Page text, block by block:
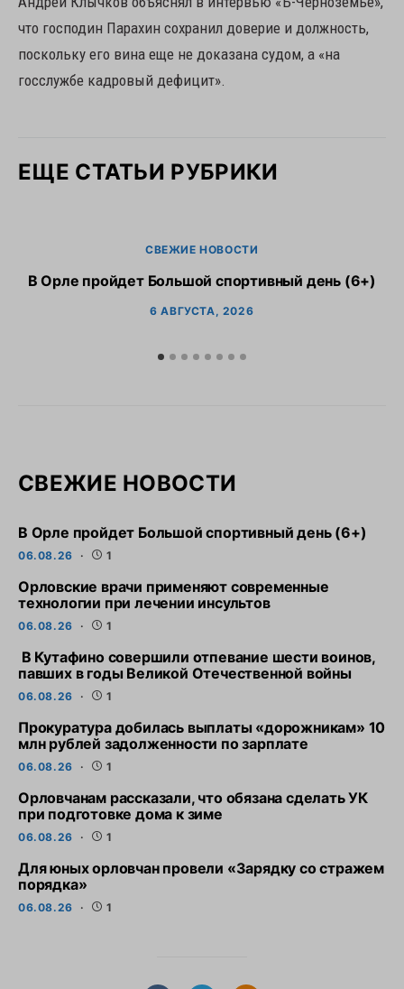
что господин Парахин сохранил доверие и должность,
поскольку его вина еще не доказана судом, а «на
госслужбе кадровый дефицит».
ЕЩЕ СТАТЬИ РУБРИКИ
СВЕЖИЕ НОВОСТИ
В Орле пройдет Большой спортивный день (6+)
6 АВГУСТА, 2026
СВЕЖИЕ НОВОСТИ
В Орле пройдет Большой спортивный день (6+)
06.08.26 1
Орловские врачи применяют современные
технологии при лечении инсультов
06.08.26 1
В Кутафино совершили отпевание шести воинов,
павших в годы Великой Отечественной войны
06.08.26 1
Прокуратура добилась выплаты «дорожникам» 10
млн рублей задолженности по зарплате
06.08.26 1
Орловчанам рассказали, что обязана сделать УК
при подготовке дома к зиме
06.08.26 1
Для юных орловчан провели «Зарядку со стражем
порядка»
06.08.26 1